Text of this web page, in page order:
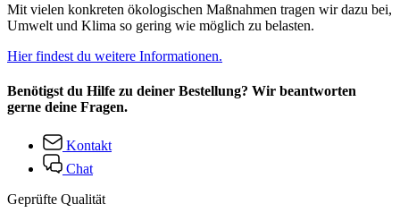
Mit vielen konkreten ökologischen Maßnahmen tragen wir dazu bei,
Umwelt und Klima so gering wie möglich zu belasten.
Hier findest du weitere Informationen.
Benötigst du Hilfe zu deiner Bestellung? Wir beantworten
gerne deine Fragen.
Kontakt
Chat
Geprüfte Qualität